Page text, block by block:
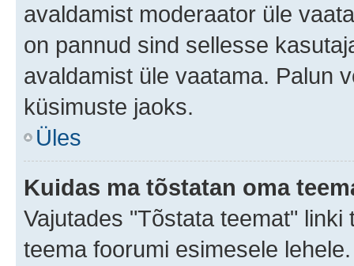
avaldamist moderaator üle
on pannud sind sellesse
avaldamist üle vaatama. Palun
küsimuste jaoks.
Üles
Kuidas ma tõstatan oma
Vajutades "Tõstata teemat"
teema foorumi esimesele